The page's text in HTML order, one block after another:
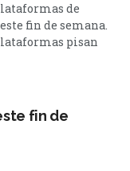
de
fin de semana.
pisan
combinan
Netflix Te
fin de